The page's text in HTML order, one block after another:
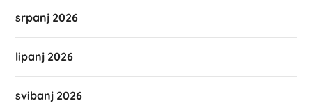
srpanj 2026
lipanj 2026
svibanj 2026